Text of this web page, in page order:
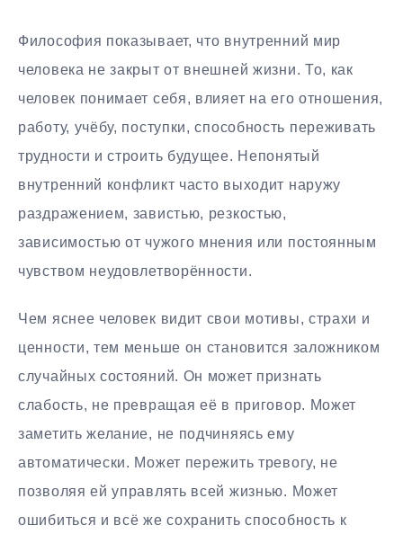
Философия показывает, что внутренний мир
человека не закрыт от внешней жизни. То, как
человек понимает себя, влияет на его отношения,
работу, учёбу, поступки, способность переживать
трудности и строить будущее. Непонятый
внутренний конфликт часто выходит наружу
раздражением, завистью, резкостью,
зависимостью от чужого мнения или постоянным
чувством неудовлетворённости.
Чем яснее человек видит свои мотивы, страхи и
ценности, тем меньше он становится заложником
случайных состояний. Он может признать
слабость, не превращая её в приговор. Может
заметить желание, не подчиняясь ему
автоматически. Может пережить тревогу, не
позволяя ей управлять всей жизнью. Может
ошибиться и всё же сохранить способность к